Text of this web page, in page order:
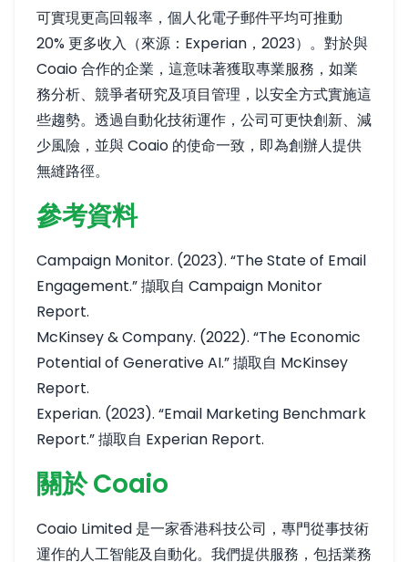
可實現更高回報率，個人化電子郵件平均可推動
20% 更多收入（來源：Experian，2023）。對於與
Coaio 合作的企業，這意味著獲取專業服務，如業
務分析、競爭者研究及項目管理，以安全方式實施這
些趨勢。透過自動化技術運作，公司可更快創新、減
少風險，並與 Coaio 的使命一致，即為創辦人提供
無縫路徑。
參考資料
Campaign Monitor. (2023). “The State of Email
Engagement.” 擷取自 Campaign Monitor
Report.
McKinsey & Company. (2022). “The Economic
Potential of Generative AI.” 擷取自 McKinsey
Report.
Experian. (2023). “Email Marketing Benchmark
Report.” 擷取自 Experian Report.
關於 Coaio
Coaio Limited 是一家香港科技公司，專門從事技術
運作的人工智能及自動化。我們提供服務，包括業務